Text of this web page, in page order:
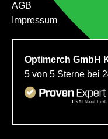
AGB
Impressum
Optimerch GmbH
5 von 5 Sterne bei